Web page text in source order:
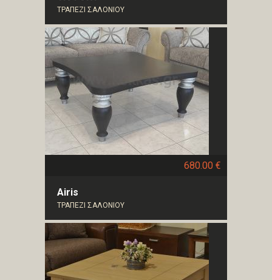
ΤΡΑΠΕΖΙ ΣΑΛΟΝΙΟΥ
680.00 €
Airis
ΤΡΑΠΕΖΙ ΣΑΛΟΝΙΟΥ